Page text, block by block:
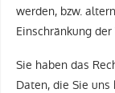
werden, bzw.
Einschränkung
Sie haben das
Daten, die Sie